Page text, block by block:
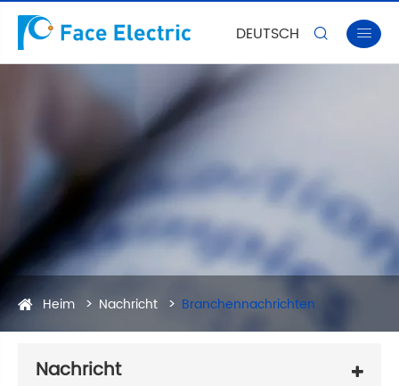
DEUTSCH  
Heim Nachricht Branchennachrichten
Nachricht